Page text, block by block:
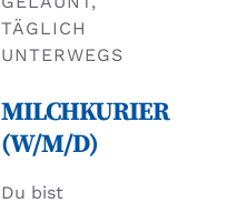
TÄGLICH
UNTERWEGS
MILCHKURIER
(W/M/D)
Du bist